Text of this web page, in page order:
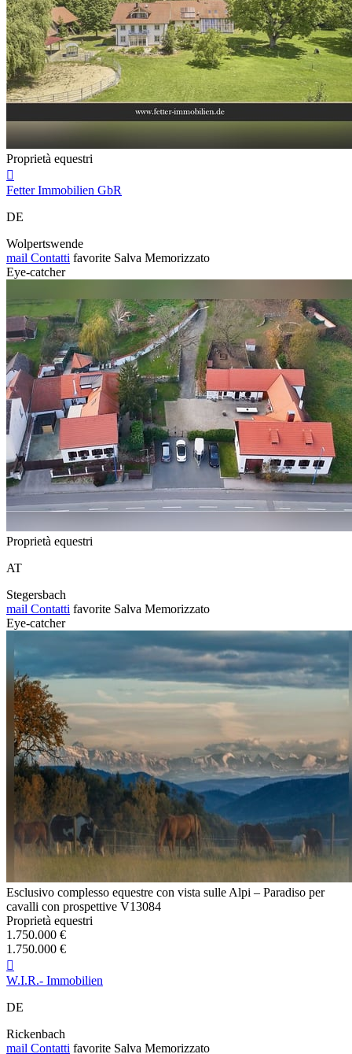
Proprietà equestri

Fetter Immobilien GbR
DE
Wolpertswende
mail Contatti favorite Salva Memorizzato
Eye-catcher
Proprietà equestri
AT
Stegersbach
mail Contatti favorite Salva Memorizzato
Eye-catcher
Esclusivo complesso equestre con vista sulle Alpi – Paradiso per
cavalli con prospettive V13084
Proprietà equestri
1.750.000 €
1.750.000 €

W.I.R.- Immobilien
DE
Rickenbach
mail Contatti favorite Salva Memorizzato